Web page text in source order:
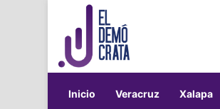
Inicio Veracruz Xalapa